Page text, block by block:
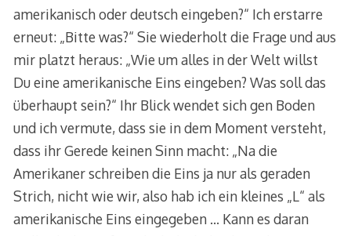
amerikanisch oder deutsch eingeben?“ Ich erstarre
erneut: „Bitte was?“ Sie wiederholt die Frage und aus
mir platzt heraus: „Wie um alles in der Welt willst
Du eine amerikanische Eins eingeben? Was soll das
überhaupt sein?“ Ihr Blick wendet sich gen Boden
und ich vermute, dass sie in dem Moment versteht,
dass ihr Gerede keinen Sinn macht: „Na die
Amerikaner schreiben die Eins ja nur als geraden
Strich, nicht wie wir, also hab ich ein kleines „L“ als
amerikanische Eins eingegeben … Kann es daran